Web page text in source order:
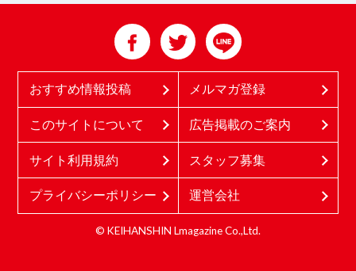
おすすめ情報投稿 メルマガ登録
このサイトについて 広告掲載のご案内
サイト利用規約 スタッフ募集
プライバシーポリシー 運営会社
© KEIHANSHIN Lmagazine Co.,Ltd.